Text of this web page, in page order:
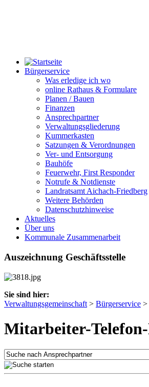
Bürgerservice
Was erledige ich wo
online Rathaus & Formulare
Planen / Bauen
Finanzen
Ansprechpartner
Verwaltungsgliederung
Kummerkasten
Satzungen & Verordnungen
Ver- und Entsorgung
Bauhöfe
Feuerwehr, First Responder
Notrufe & Notdienste
Landratsamt Aichach-Friedberg
Weitere Behörden
Datenschutzhinweise
Aktuelles
Über uns
Kommunale Zusammenarbeit
Auszeichnung Geschäftsstelle
Sie sind hier:
Verwaltungsgemeinschaft > Bürgerservice >
Mitarbeiter-